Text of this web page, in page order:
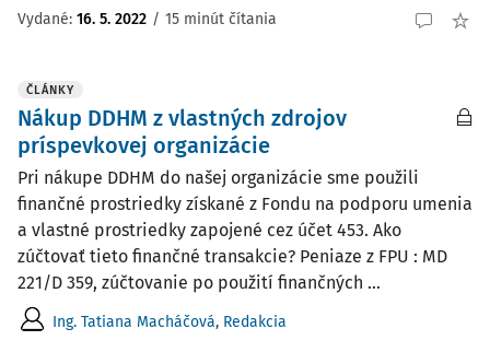
Vydané: 16. 5. 2022 / 15 minút čítania
ČLÁNKY
Nákup DDHM z vlastných zdrojov
príspevkovej organizácie
Pri nákupe DDHM do našej organizácie sme použili
finančné prostriedky získané z Fondu na podporu umenia
a vlastné prostriedky zapojené cez účet 453. Ako
zúčtovať tieto finančné transakcie? Peniaze z FPU : MD
221/D 359, zúčtovanie po použití finančných ...
Ing. Tatiana Macháčová, Redakcia